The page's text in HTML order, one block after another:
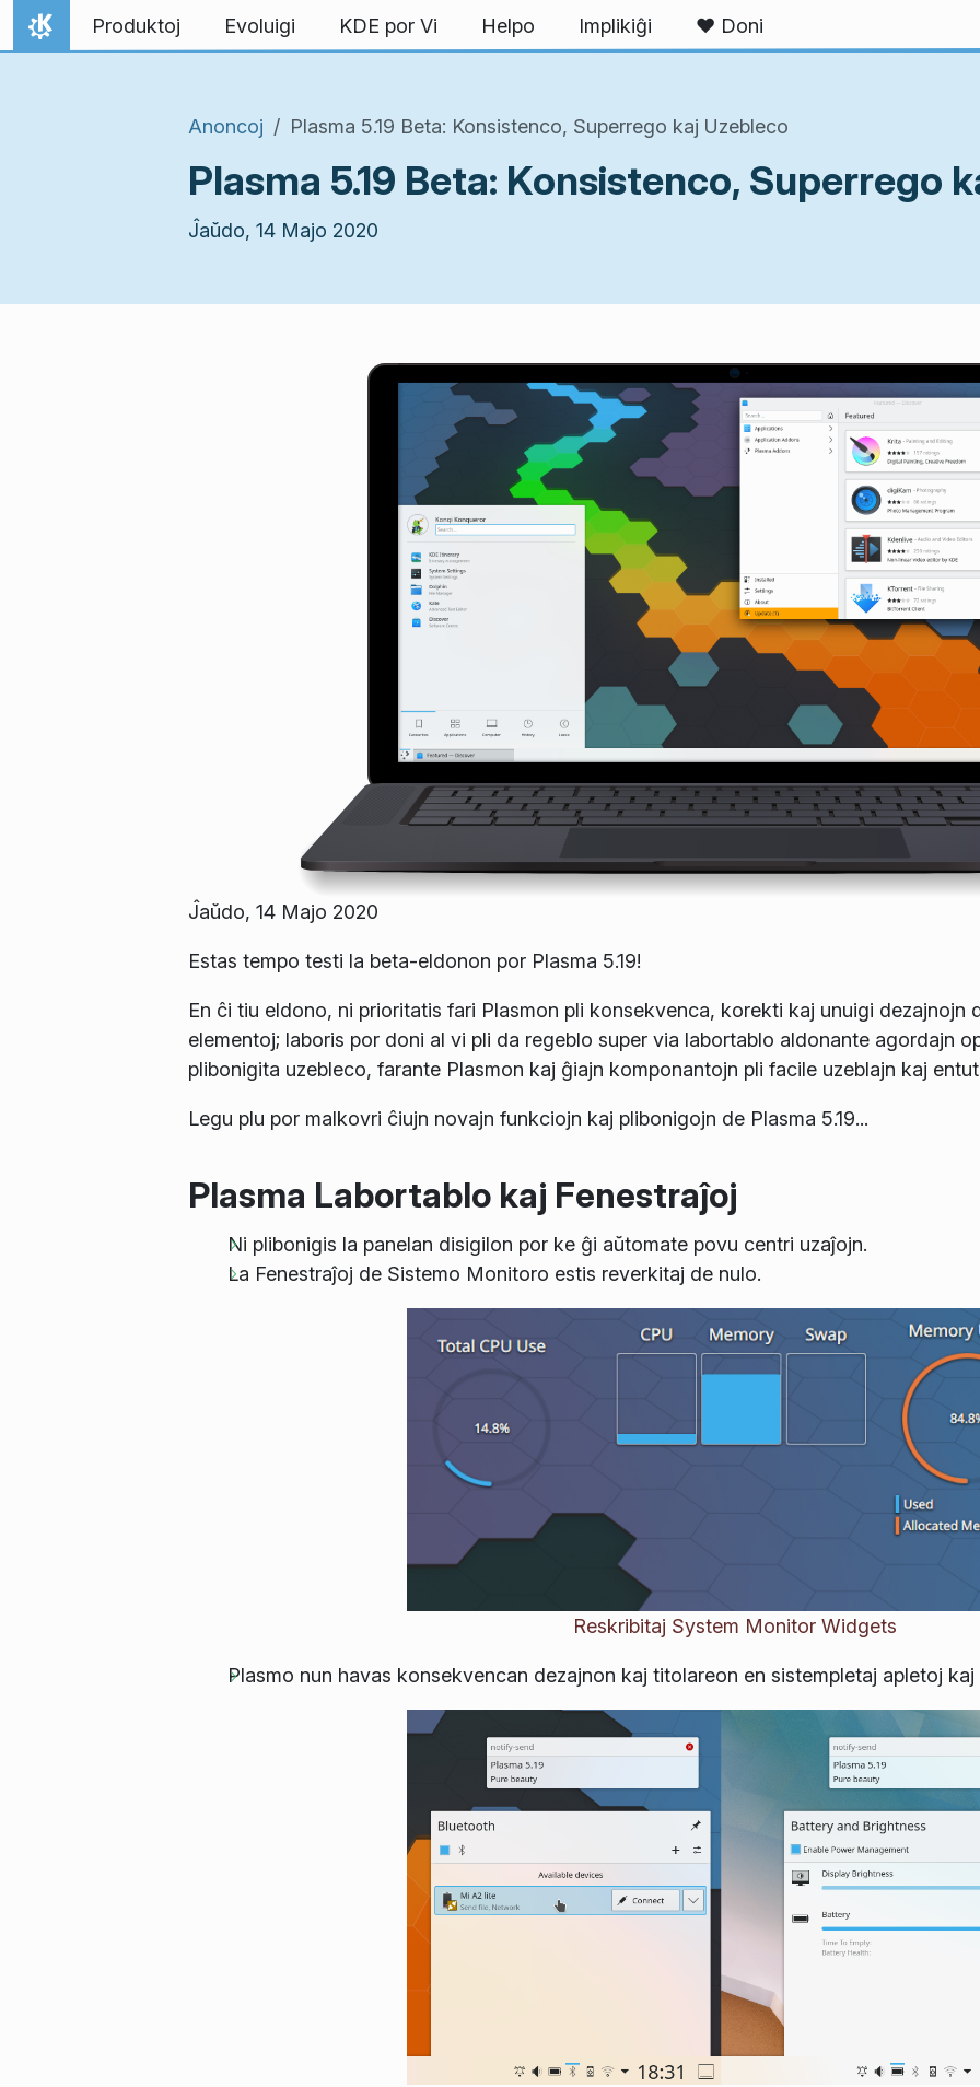
Salti al enhavo
Hejmo
Produktoj Evoluigi KDE por Vi Helpo Implikiĝi ❤ Doni
Anoncoj Plasma 5.19 Beta: Konsistenco, Superrego kaj Uzebleco
Plasma 5.19 Beta: Konsistenco, Superrego
Ĵaŭdo, 14 Majo 2020
Ĵaŭdo, 14 Majo 2020
Estas tempo testi la beta-eldonon por Plasma 5.19!
En ĉi tiu eldono, ni prioritatis fari Plasmon pli konsekvenca, korekti kaj unuigi dezajnojn
elementoj; laboris por doni al vi pli da regeblo super via labortablo aldonante agordajn
plibonigita uzebleco, farante Plasmon kaj ĝiajn komponantojn pli facile uzeblajn kaj
Legu plu por malkovri ĉiujn novajn funkciojn kaj plibonigojn de Plasma 5.19...
Plasma Labortablo kaj Fenestraĵoj
Ni plibonigis la panelan disigilon por ke ĝi aŭtomate povu centri uzaĵojn.
La Fenestraĵoj de Sistemo Monitoro estis reverkitaj de nulo.
Reskribitaj System Monitor Widgets
Plasmo nun havas konsekvencan dezajnon kaj titolareon en sistempletaj apletoj